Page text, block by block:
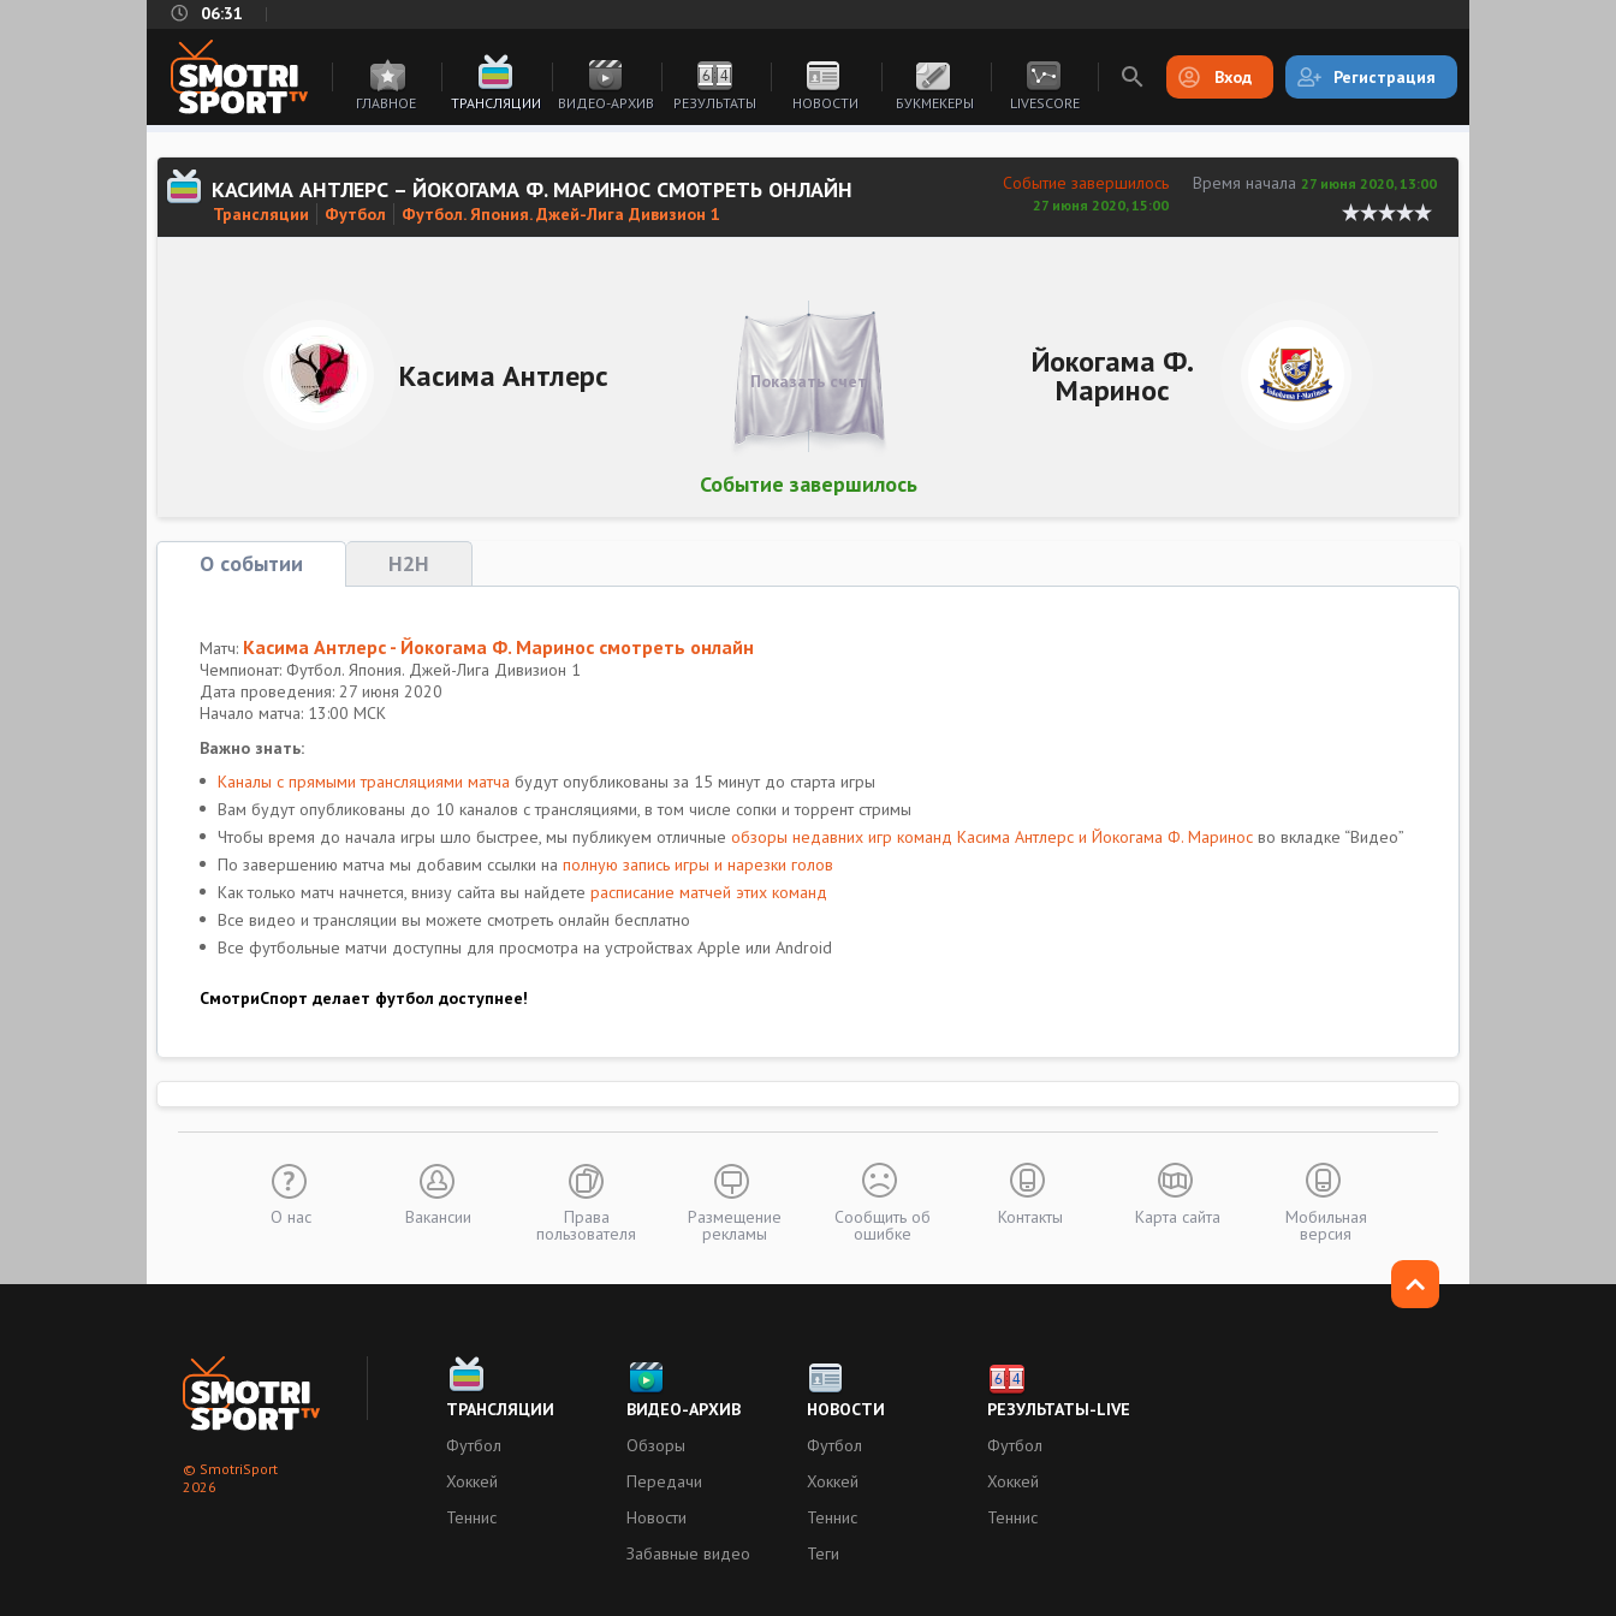
06:31
ГЛАВНОЕ ТРАНСЛЯЦИИ ВИДЕО-АРХИВ РЕЗУЛЬТАТЫ НОВОСТИ БУКМЕКЕРЫ LIVESCORE
Вход Регистрация
КАСИМА АНТЛЕРС – ЙОКОГАМА Ф. МАРИНОС СМОТРЕТЬ ОНЛАЙН
Трансляции Футбол Футбол. Япония. Джей-Лига Дивизион 1
Время начала 27 июня 2020, 13:00
Событие завершилось
27 июня 2020, 15:00
Касима Антлерс Йокогама Ф.
Маринос
Событие завершилось
Показать счет
О событии H2H
Матч: Касима Антлерс - Йокогама Ф. Маринос смотреть онлайн
Чемпионат: Футбол. Япония. Джей-Лига Дивизион 1
Дата проведения: 27 июня 2020
Начало матча: 13:00 МСК
Важно знать:
Каналы с прямыми трансляциями матча будут опубликованы за 15 минут до старта игры
Вам будут опубликованы до 10 каналов с трансляциями, в том числе сопки и торрент стримы
Чтобы время до начала игры шло быстрее, мы публикуем отличные обзоры недавних игр команд Касима Антлерс и Йокогама Ф. Маринос во вкладке “Видео”
По завершению матча мы добавим ссылки на полную запись игры и нарезки голов
Как только матч начнется, внизу сайта вы найдете расписание матчей этих команд
Все видео и трансляции вы можете смотреть онлайн бесплатно
Все футбольные матчи доступны для просмотра на устройствах Apple или Android
СмотриСпорт делает футбол доступнее!
О нас Вакансии Права
пользователя
Размещение
рекламы
Сообщить об
ошибке
Контакты Карта сайта Мобильная
версия
© SmotriSport
2026
ТРАНСЛЯЦИИ
Футбол
Хоккей
Теннис
ВИДЕО-АРХИВ
Обзоры
Передачи
Новости
Забавные видео
НОВОСТИ
Футбол
Хоккей
Теннис
Теги
РЕЗУЛЬТАТЫ-LIVE
Футбол
Хоккей
Теннис